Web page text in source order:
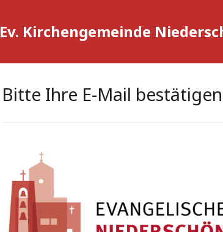
Ev. Kirchengemeinde
Bitte Ihre E-Mail